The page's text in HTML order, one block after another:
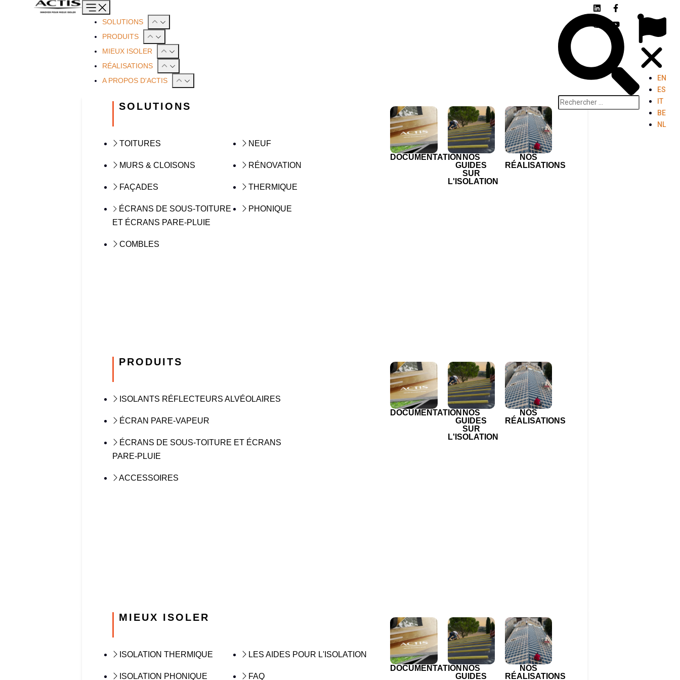
SOLUTIONS
PRODUITS
MIEUX ISOLER
RÉALISATIONS
A PROPOS D'ACTIS
SOLUTIONS
TOITURES
MURS & CLOISONS
FAÇADES
ÉCRANS DE SOUS-TOITURE
ET ÉCRANS PARE-PLUIE
COMBLES
NEUF
RÉNOVATION
THERMIQUE
PHONIQUE
DOCUMENTATION NOS
GUIDES
SUR
L'ISOLATION
NOS
RÉALISATIONS
PRODUITS
ISOLANTS RÉFLECTEURS ALVÉOLAIRES
ÉCRAN PARE-VAPEUR
ÉCRANS DE SOUS-TOITURE ET ÉCRANS
PARE-PLUIE
ACCESSOIRES
DOCUMENTATION NOS
GUIDES
SUR
L'ISOLATION
NOS
RÉALISATIONS
MIEUX ISOLER
ISOLATION THERMIQUE
ISOLATION PHONIQUE
LES AIDES POUR L'ISOLATION
FAQ
DOCUMENTATION NOS
GUIDES
NOS
RÉALISATIONS
EN
ES
IT
BE
NL